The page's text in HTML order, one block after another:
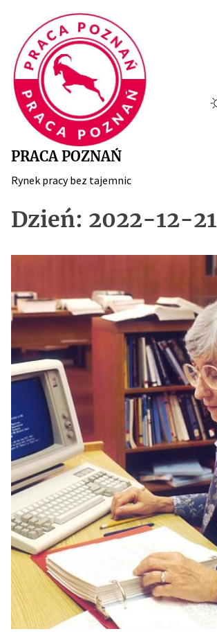
content
PRACA POZNAŃ
Rynek pracy bez tajemnic
Dzień: 2022-12-21